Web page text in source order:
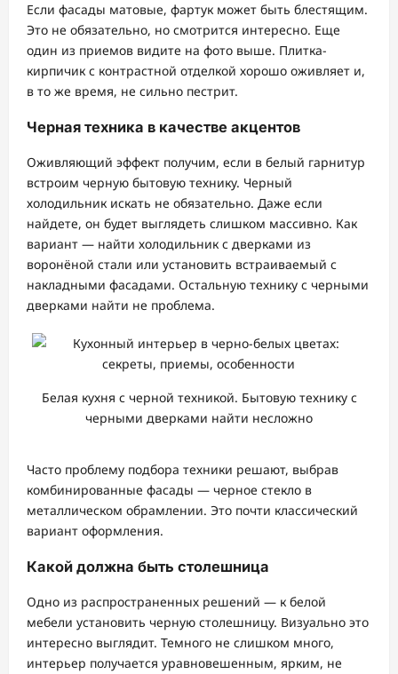
Если фасады матовые, фартук может быть блестящим.
Это не обязательно, но смотрится интересно. Еще
один из приемов видите на фото выше. Плитка-
кирпичик с контрастной отделкой хорошо оживляет и,
в то же время, не сильно пестрит.
Черная техника в качестве акцентов
Оживляющий эффект получим, если в белый гарнитур
встроим черную бытовую технику. Черный
холодильник искать не обязательно. Даже если
найдете, он будет выглядеть слишком массивно. Как
вариант — найти холодильник с дверками из
воронёной стали или установить встраиваемый с
накладными фасадами. Остальную технику с черными
дверками найти не проблема.
Белая кухня с черной техникой. Бытовую технику с
черными дверками найти несложно
Часто проблему подбора техники решают, выбрав
комбинированные фасады — черное стекло в
металлическом обрамлении. Это почти классический
вариант оформления.
Какой должна быть столешница
Одно из распространенных решений — к белой
мебели установить черную столешницу. Визуально это
интересно выглядит. Темного не слишком много,
интерьер получается уравновешенным, ярким, не